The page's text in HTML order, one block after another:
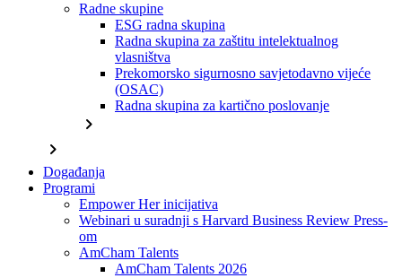
Radne skupine
ESG radna skupina
Radna skupina za zaštitu intelektualnog
vlasništva
Prekomorsko sigurnosno savjetodavno vijeće
(OSAC)
Radna skupina za kartično poslovanje
chevron_right
chevron_right
Događanja
Programi
Empower Her inicijativa
Webinari u suradnji s Harvard Business Review Press-
om
AmCham Talents
AmCham Talents 2026